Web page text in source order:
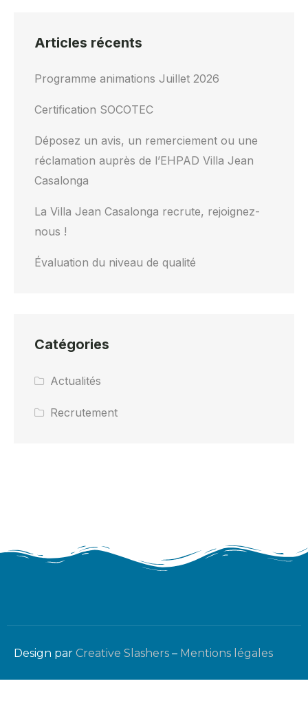
Articles récents
Programme animations Juillet 2026
Certification SOCOTEC
Déposez un avis, un remerciement ou une
réclamation auprès de l’EHPAD Villa Jean
Casalonga
La Villa Jean Casalonga recrute, rejoignez-
nous !
Évaluation du niveau de qualité
Catégories
Actualités
Recrutement
Design par Creative Slashers – Mentions légales